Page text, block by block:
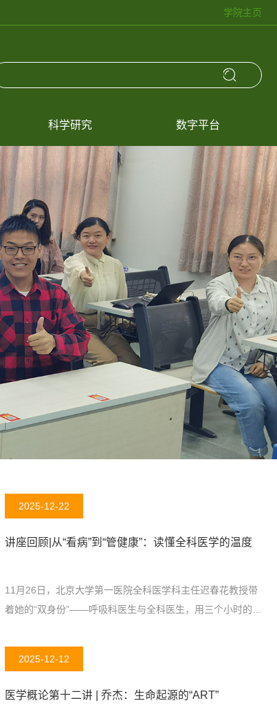
学院主页
科学研究 数字平台
2025-12-22
讲座回顾|从“看病”到“管健康”：读懂全科医学的温度
11月26日，北京大学第一医院全科医学科主任迟春花教授带
着她的“双身份”——呼吸科医生与全科医生，用三个小时的时
例故事聊到生命关怀。
2025-12-12
医学概论第十二讲 | 乔杰：生命起源的“ART”